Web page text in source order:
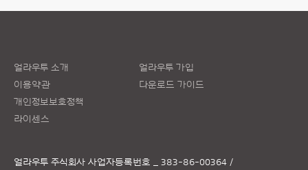
얼라우투 소개
이용약관
개인정보보호정책
라이센스
얼라우투 가입
다운로드 가이드
얼라우투 주식회사 사업자등록번호 _ 383-86-00364 /